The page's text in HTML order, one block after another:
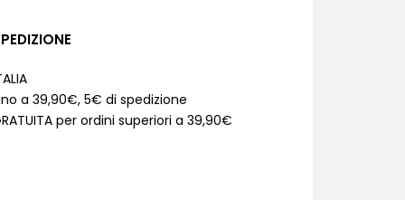
a 39,90€, 5€ di spedizione
per ordini superiori a 39,90€